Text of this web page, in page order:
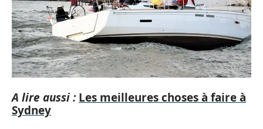
A lire aussi : Les meilleures choses à faire à
Sydney